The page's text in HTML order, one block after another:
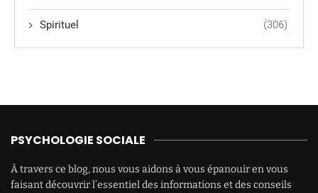
Spirituel (306)
PSYCHOLOGIE SOCIALE
À travers ce blog, nous vous aidons à vous épanouir en vous
faisant découvrir l’essentiel des informations et des conseils